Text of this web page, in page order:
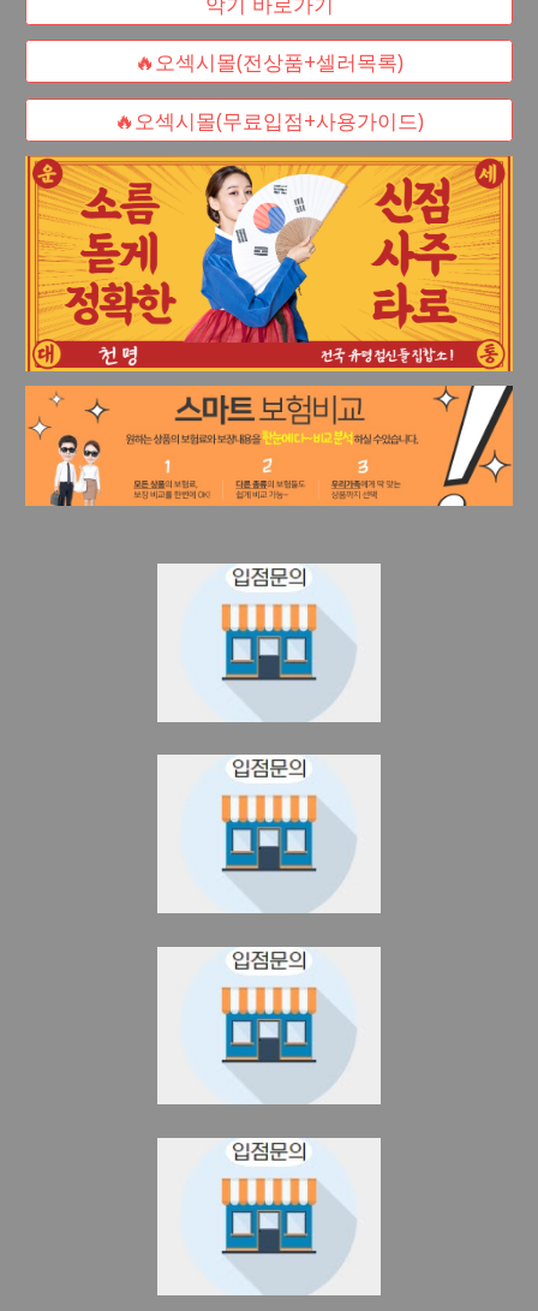
🔥오섹시몰(전상품+셀러목록)
🔥오섹시몰(무료입점+사용가이드)